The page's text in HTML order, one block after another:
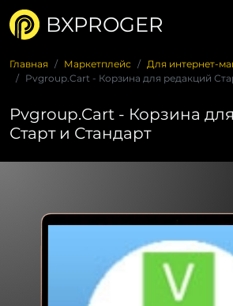
BXPROGER
Главная Маркетплейс
Для интернет-
Pvgroup.Cart - Корзина для редакций
Pvgroup.Cart - Корзина
Старт и Стандарт